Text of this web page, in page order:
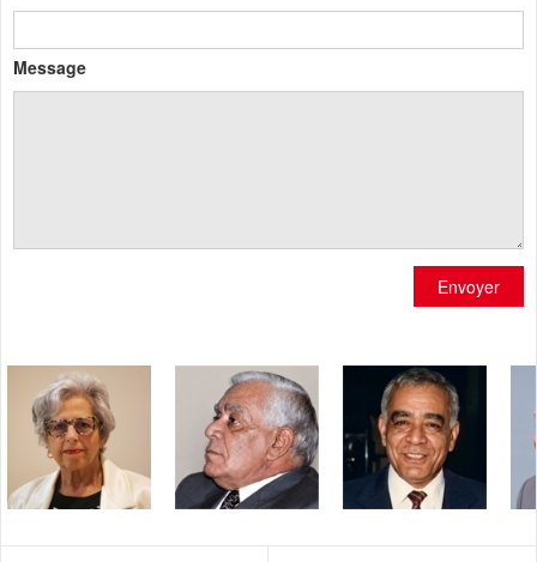
Message
Envoyer